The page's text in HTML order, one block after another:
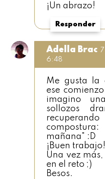
¡Un abrazo!
Responder
Adella Brac
6:48
Me gusta la
ese
imagino
sollozos
mañana" :D
¡Buen trabajo!
Una vez
en el reto ;)
Besos.